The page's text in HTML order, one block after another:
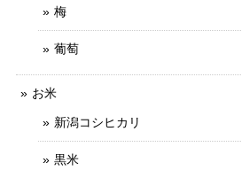
梅
葡萄
お米
新潟コシヒカリ
黒米